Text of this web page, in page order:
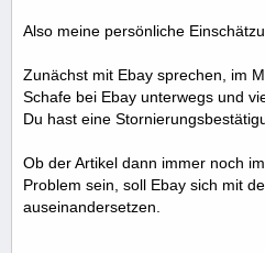
Also meine persönliche
Zunächst mit Ebay sprechen, im
Schafe bei Ebay unterwegs und
Du hast eine
Ob der Artikel dann immer noch
Problem sein, soll Ebay sich mit
auseinandersetzen.